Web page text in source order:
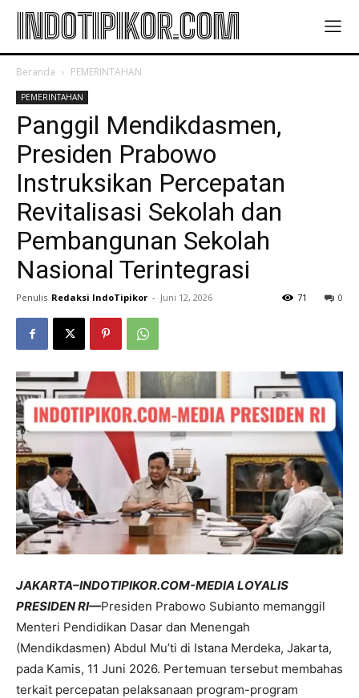
INDOTIPIKOR.COM
Beranda PEMERINTAHAN
PEMERINTAHAN
Panggil Mendikdasmen,
Presiden Prabowo
Instruksikan Percepatan
Revitalisasi Sekolah dan
Pembangunan Sekolah
Nasional Terintegrasi
Penulis Redaksi IndoTipikor - Juni 12, 2026 0
71
JAKARTA–INDOTIPIKOR.COM-MEDIA LOYALIS
PRESIDEN RI—Presiden Prabowo Subianto memanggil
Menteri Pendidikan Dasar dan Menengah
(Mendikdasmen) Abdul Mu’ti di Istana Merdeka, Jakarta,
pada Kamis, 11 Juni 2026. Pertemuan tersebut membahas
terkait percepatan pelaksanaan program-program